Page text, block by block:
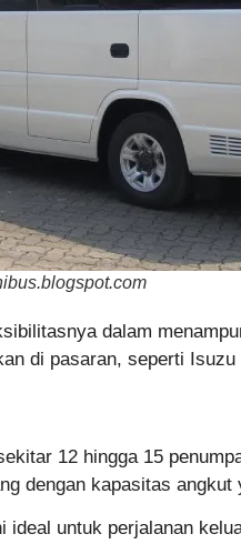
dalam
di pasaran, seperti
12 hingga 15
dengan kapasitas
untuk perjalanan